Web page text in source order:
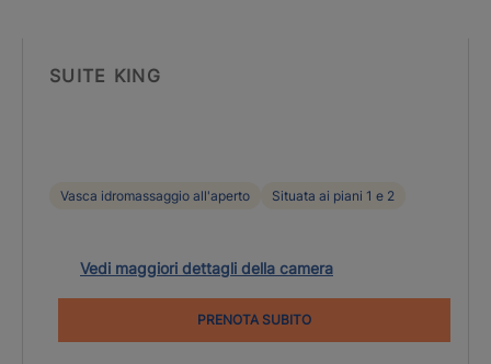
SUITE KING
Vasca idromassaggio all'aperto Situata ai piani 1 e 2
Vedi maggiori dettagli della camera
PRENOTA SUBITO